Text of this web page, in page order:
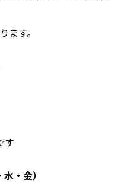
ます。
す
・金）